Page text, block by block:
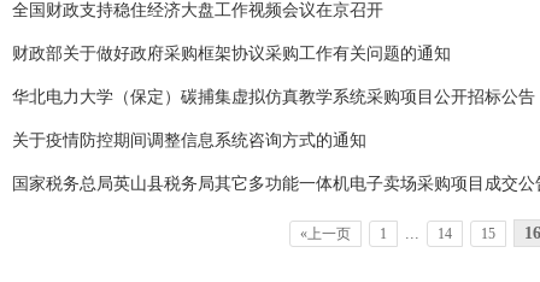
全国财政支持稳住经济大盘工作视频会议在京召开
财政部关于做好政府采购框架协议采购工作有关问题的通知
华北电力大学（保定）碳捕集虚拟仿真教学系统采购项目公开招标公告
关于疫情防控期间调整信息系统咨询方式的通知
国家税务总局英山县税务局其它多功能一体机电子卖场采购项目成交公
«上一页 1 ... 14 15 16